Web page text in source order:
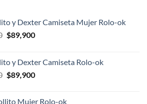
y Dexter Camiseta Mujer Rolo-ok
El
era:
$109,900.
$89,900El
es:
$89,900.
y Dexter Camiseta Rolo-ok
El
$89,900El
Mujer Rolo-ok